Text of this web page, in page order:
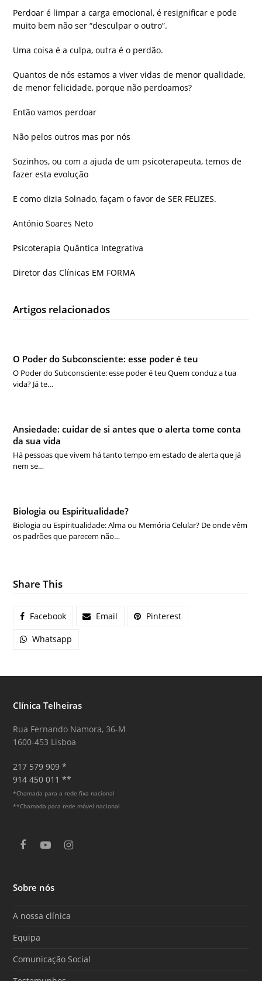
Perdoar é limpar a carga emocional, é resignificar e pode
muito bem não ser “desculpar o outro”.
Uma coisa é a culpa, outra é o perdão.
Quantos de nós estamos a viver vidas de menor qualidade,
de menor felicidade, porque não perdoamos?
Então vamos perdoar
Não pelos outros mas por nós
Sozinhos, ou com a ajuda de um psicoterapeuta, temos de
fazer esta evolução
E como dizia Solnado, façam o favor de SER FELIZES.
António Soares Neto
Psicoterapia Quântica Integrativa
Diretor das Clínicas EM FORMA
Artigos relacionados
O Poder do Subconsciente: esse poder é teu
O Poder do Subconsciente: esse poder é teu Quem conduz a tua
vida? Já te…
Ansiedade: cuidar de si antes que o alerta tome conta
da sua vida
Há pessoas que vivem há tanto tempo em estado de alerta que já
nem se…
Biologia ou Espiritualidade?
Biologia ou Espiritualidade: Alma ou Memória Celular? De onde vêm
os padrões que parecem não…
Share This
Facebook Email Pinterest
Whatsapp
Clínica Telheiras
Rua Fernando Namora, 36-M
1600-453 Lisboa
217 579 909 *
914 450 011 **
*Chamada para a rede fixa nacional
**Chamada para rede móvel nacional
F
e
b
o
k
Y
T
u
e
I
r
a
Sobre nós
A nossa clínica
Equipa
Comunicação Social